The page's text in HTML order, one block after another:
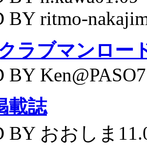
BY ritmo-
ラブマンロー
BY
載誌
BY おおしま